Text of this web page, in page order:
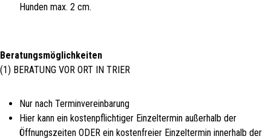
Hunden max. 2 cm.
Beratungsmöglichkeiten
(1) BERATUNG VOR ORT IN TRIER
Nur nach Terminvereinbarung
Hier kann ein kostenpflichtiger Einzeltermin außerhalb der
Öffnungszeiten ODER ein kostenfreier Einzeltermin innerhalb der